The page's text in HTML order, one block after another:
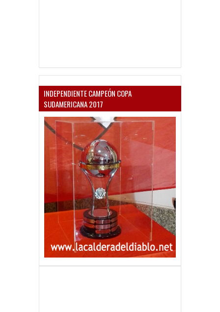
INDEPENDIENTE CAMPEÓN COPA
SUDAMERICANA 2017